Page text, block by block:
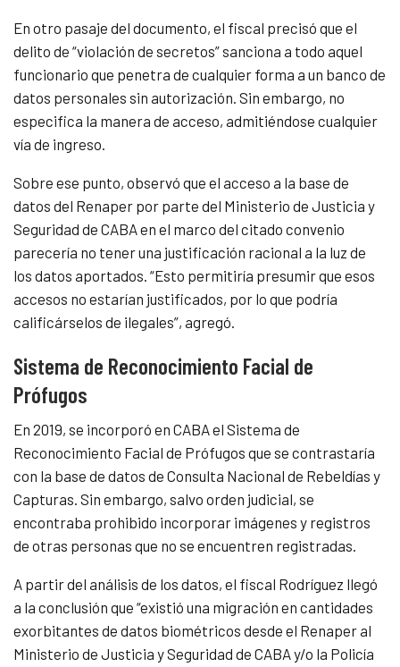
En otro pasaje del documento, el fiscal precisó que el
delito de “violación de secretos” sanciona a todo aquel
funcionario que penetra de cualquier forma a un banco de
datos personales sin autorización. Sin embargo, no
especifica la manera de acceso, admitiéndose cualquier
vía de ingreso.
Sobre ese punto, observó que el acceso a la base de
datos del Renaper por parte del Ministerio de Justicia y
Seguridad de CABA en el marco del citado convenio
parecería no tener una justificación racional a la luz de
los datos aportados. “Esto permitiría presumir que esos
accesos no estarían justificados, por lo que podría
calificárselos de ilegales”, agregó.
Sistema de Reconocimiento Facial de
Prófugos
En 2019, se incorporó en CABA el Sistema de
Reconocimiento Facial de Prófugos que se contrastaría
con la base de datos de Consulta Nacional de Rebeldías y
Capturas. Sin embargo, salvo orden judicial, se
encontraba prohibido incorporar imágenes y registros
de otras personas que no se encuentren registradas.
A partir del análisis de los datos, el fiscal Rodríguez llegó
a la conclusión que “existió una migración en cantidades
exorbitantes de datos biométricos desde el Renaper al
Ministerio de Justicia y Seguridad de CABA y/o la Policía